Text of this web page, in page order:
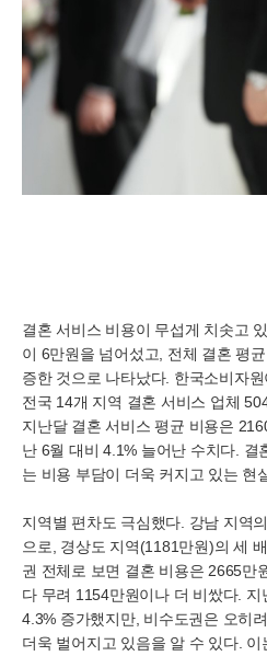
결혼 서비스 비용이 무섭게 치솟고
이 6만원을 넘어섰고, 전체 결혼 평
증한 것으로 나타났다. 한국소비자
전국 14개 지역 결혼 서비스 업체
지난달 결혼 서비스 평균 비용은
난 6월 대비 4.1% 늘어난 수치다. 결
는 비용 부담이 더욱 커지고 있는 현
지역별 편차도 극심했다. 강남 지역
으로, 경상도 지역(1181만원)의 세
권 전체로 보면 결혼 비용은 2665만
다 무려 1154만원이나 더 비쌌다.
4.3% 증가했지만, 비수도권은 오히
더욱 벌어지고 있음을 알 수 있다.